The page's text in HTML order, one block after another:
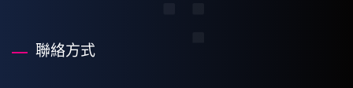
聯絡方式